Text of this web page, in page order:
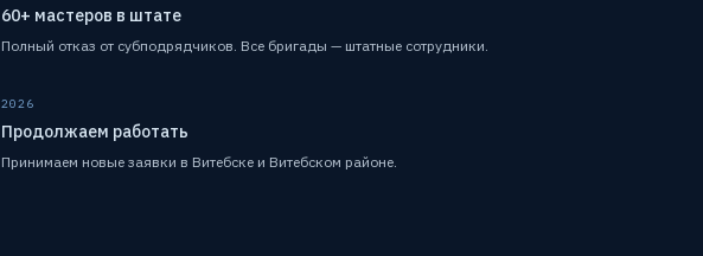
60+ мастеров в штате
Полный отказ от субподрядчиков. Все бригады — штатные сотрудники.
2026
Продолжаем работать
Принимаем новые заявки в Витебске и Витебском районе.